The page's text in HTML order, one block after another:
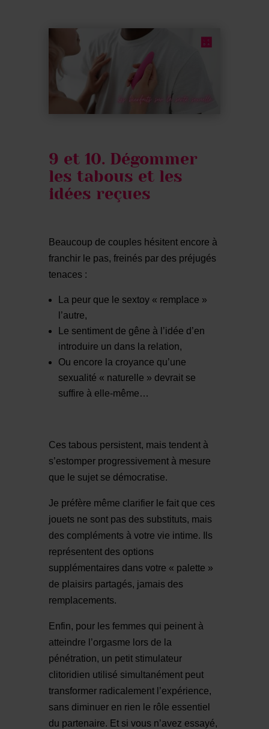
9 et 10. Dégommer
les tabous et les
idées reçues
Beaucoup de couples hésitent encore à
franchir le pas, freinés par des préjugés
tenaces :
La peur que le sextoy « remplace »
l’autre,
Le sentiment de gêne à l’idée d’en
introduire un dans la relation,
Ou encore la croyance qu’une
sexualité « naturelle » devrait se
suffire à elle-même…
Ces tabous persistent, mais tendent à
s’estomper progressivement à mesure
que le sujet se démocratise.
Je préfère même clarifier le fait que ces
jouets ne sont pas des substituts, mais
des compléments à votre vie intime. Ils
représentent des options
supplémentaires dans votre « palette »
de plaisirs partagés, jamais des
remplacements.
Enfin, pour les femmes qui peinent à
atteindre l’orgasme lors de la
pénétration, un petit stimulateur
clitoridien utilisé simultanément peut
transformer radicalement l’expérience,
sans diminuer en rien le rôle essentiel
du partenaire. Et si vous n’avez essayé,